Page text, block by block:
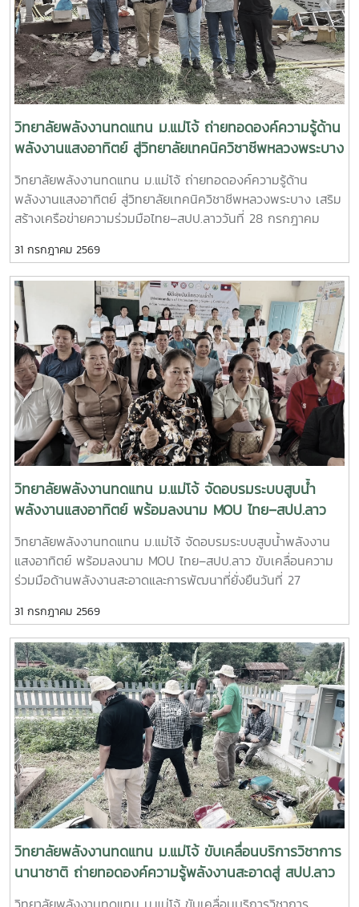
กำลังคนที่มีศักยภาพ มีทักษะด้านวิชาชีพที่ได้มาตรฐาน และพร้อม
รองรับการเปลี่ยนแปลงของภาคอุตสาหกรรมด้านพลังงานและ
เทคโนโลยีในอนาคตวิทยาลัยพลังงานทดแทน มหาวิทยาลัยแม่โจ้
ยังคงเดินหน้าสร้างเครือข่ายความร่วมมือกับทุกภาคส่วน เพื่อยก
ระดับการศึกษา การพัฒนาทักษะวิชาชีพ และการผลิตบัณฑิต
คุณภาพ ตอบโจทย์การพัฒนาประเทศอย่างยั่งยืน
มหาวิทยาลัยแม่โจ้และเครือข่ายสถาบันการศึกษาในแขวงหลวงพระ
บาง สาธารณรัฐประชาธิปไตยประชาชนลาว การสัมมนาครั้งนี้จัด
ขึ้นเพื่อเป็นเวทีในการแลกเปลี่ยนองค์ความรู้ ติดตามผลการ
ดำเนินงานภายใต้บันทึกข้อตกลงความร่วมมือ (MOU) และร่วม
กำหนดแนวทางการพัฒนาความร่วมมือด้านการศึกษา การวิจัย
และการบริการวิชาการระหว่างประเทศไทยและ สปป.ลาว ให้เกิด
ความเข้มแข็งและต่อเนื่อง กิจกรรมสำคัญภายในงาน ประกอบ
ด้วย- แลกเปลี่ยนองค์ความรู้ด้านพลังงานทดแทน สิ่งแวดล้อม
และการรับมือกับการเปลี่ยนแปลงสภาพภูมิอากาศ- รายงานผล
การดำเนินงานและความก้าวหน้าของโครงการความร่วมมือที่ผ่าน
มา- ร่วมวางแผนการดำเนินงานด้านการศึกษา งานวิจัย และการ
บริการวิชาการในระยะต่อไป เสริมสร้างเครือข่ายความร่วมมือ
ทั้งสองประเทศ เพื่อยกระดับการพัฒนาทรัพยากรมนุษย์และ
นวัตกรรมด้านพลังงานสะอาด- การประชุมสัมมนาครั้งนี้สะท้อน
ถึงความมุ่งมั่นของทุกภาคส่วนในการร่วมกันขับเคลื่อนการใช้
พลังงานทดแทน การพัฒนางานวิจัย และการถ่ายทอดองค์ความรู้
สู่สังคม พร้อมส่งเสริมความร่วมมือทางวิชาการระหว่าง
ประเทศไทยและ สปป.ลาว ให้สามารถต่อยอดสู่การพัฒนาชุมชน
สังคม และสิ่งแวดล้อมอย่างยั่งยืนในระดับนานาชาติ วิทยาลัย
พลังงานทดแทน มหาวิทยาลัยแม่โจ้ ยังคงเดินหน้าสร้างเครือข่าย
ความร่วมมือกับพันธมิตรทั้งในและต่างประเทศ เพื่อร่วมพัฒนา
องค์ความรู้ เทคโนโลยี และนวัตกรรมด้านพลังงานสะอาด อันเป็น
รากฐานสำคัญของการพัฒนาที่ยั่งยืนในภูมิภาคอาเซียน
วิทยาลัยพลังงานทดแทน ม.แม่โจ้ ถ่ายทอดองค์ความรู้ด้าน
พลังงานแสงอาทิตย์ สู่วิทยาลัยเทคนิควิชาชีพหลวงพระบาง
เสริมสร้างเครือข่ายความร่วมมือไทย–สปป.ลาว
วิทยาลัยพลังงานทดแทน ม.แม่โจ้ ถ่ายทอดองค์ความรู้ด้าน
พลังงานแสงอาทิตย์ สู่วิทยาลัยเทคนิควิชาชีพหลวงพระบาง เสริม
สร้างเครือข่ายความร่วมมือไทย–สปป.ลาววันที่ 28 กรกฎาคม
ศาสตราจารย์ ดร.นิกราน หอมดวง คณบดีวิทยาลัยพลังงาน
ทดแทน พร้อมด้วย ผู้ช่วยศาสตราจารย์ ดร.กิตติกร สาสุจิตต์
รองคณบดีฝ่ายบริหาร, ผู้ช่วยศาสตราจารย์ ดร.ยิ่งรักษ์ อรรถเวช
กุล รองคณบดีฝ่ายวิจัยและบริการวิชาการ คณาจารย์ และ
บุคลากร ลงพื้นที่จัดกิจกรรมบริการวิชาการนานาชาติ ณ
วิทยาลัยเทคนิควิชาชีพหลวงพระบาง แขวงหลวงพระบาง
สาธารณรัฐประชาธิปไตยประชาชนลาว กิจกรรมจัดขึ้นภายใต้
โครงการ “การใช้พลังงานทดแทนเพื่อการปรับตัวต่อการ
เปลี่ยนแปลงสภาพภูมิอากาศ” โดยมุ่งถ่ายทอดองค์ความรู้ด้าน
พลังงานแสงอาทิตย์ ทั้งภาคทฤษฎีและภาคปฏิบัติ เพื่อพัฒนา
ศักยภาพของผู้บริหาร คณาจารย์ บุคลากร และนักศึกษา ให้
สามารถประยุกต์ใช้เทคโนโลยีพลังงานทดแทนได้อย่างมี
ประสิทธิภาพและเกิดประโยชน์สูงสุด กิจกรรมสำคัญ ประกอบ
ด้วย- บรรยายหลักการทำงานของระบบผลิตไฟฟ้าพลังงานแสง
ระบบสูบน้ำพลังงานแสงอาทิตย์ตามหลักวิชาการ- ถ่ายทอด
เทคนิคการตรวจสอบ การใช้งาน และการบำรุงรักษาระบบ เพื่อ
เพิ่มประสิทธิภาพและยืดอายุการใช้งานของอุปกรณ์- แลกเปลี่ยน
องค์ความรู้และประสบการณ์ระหว่างคณาจารย์ นักศึกษา และผู้เข้า
ร่วมกิจกรรม เพื่อสร้างเครือข่ายความร่วมมือด้านพลังงาน
ทดแทนระหว่างประเทศไทยและ สปป.ลาว- การดำเนินกิจกรรม
ครั้งนี้มีเป้าหมายเพื่อเสริมสร้างศักยภาพบุคลากรด้านอาชีวศึกษา
ส่งเสริมการเรียนรู้จากการลงมือปฏิบัติจริง และสนับสนุนการ
ประยุกต์ใช้เทคโนโลยีพลังงานสะอาดในสถานศึกษาและชุมชน ซึ่งจะ
ช่วยลดต้นทุนด้านพลังงาน เพิ่มโอกาสในการเข้าถึงพลังงาน
สะอาด และรองรับการพัฒนาเศรษฐกิจและสังคมอย่างยั่งยืน
วิทยาลัยพลังงานทดแทน มหาวิทยาลัยแม่โจ้ ยังคงมุ่งมั่นขับ
เคลื่อนพันธกิจด้านการบริการวิชาการสู่ระดับนานาชาติ ถ่ายทอด
องค์ความรู้ เทคโนโลยี และนวัตกรรมด้านพลังงานทดแทน เพื่อ
สร้างเครือข่ายความร่วมมือทางวิชาการ พัฒนาศักยภาพกำลังคน
และร่วมกันสร้างอนาคตที่เป็นมิตรต่อสิ่งแวดล้อมอย่างยั่งยืน
31 กรกฎาคม 2569
วิทยาลัยพลังงานทดแทน ม.แม่โจ้ จัดอบรมระบบสูบน้ำ
พลังงานแสงอาทิตย์ พร้อมลงนาม MOU ไทย–สปป.ลาว
ขับเคลื่อนความร่วมมือด้านพลังงานสะอาดและการพัฒนาที่
ยั่งยืน
วิทยาลัยพลังงานทดแทน ม.แม่โจ้ จัดอบรมระบบสูบน้ำพลังงาน
แสงอาทิตย์ พร้อมลงนาม MOU ไทย–สปป.ลาว ขับเคลื่อนความ
ร่วมมือด้านพลังงานสะอาดและการพัฒนาที่ยั่งยืนวันที่ 27
กิจกรรมบริการวิชาการนานาชาติ ภายใต้โครงการ “การใช้
พลังงานทดแทนเพื่อการปรับตัวต่อการเปลี่ยนแปลงสภาพภูมิ
อากาศ” ณ โรงเรียนประถมสมบูรณ์พุเหล็กเจริญ แขวงหลวงพระ
บาง สาธารณรัฐประชาธิปไตยประชาชนลาวการดำเนินงานครั้งนี้
นำโดย ผู้ช่วยศาสตราจารย์ ดร.นิกราน หอมดวง คณบดีวิทยาลัย
พลังงานทดแทน พร้อมด้วย ผู้ช่วยศาสตราจารย์ ดร.กิตติกร สาสุ
จิตต์ รองคณบดีฝ่ายบริหาร และ ผู้ช่วยศาสตราจารย์ ดร.ยิ่งรักษ์
อรรถเวชกุล รองคณบดีฝ่ายวิจัยและบริการวิชาการ พร้อมคณะผู้
บริหาร คณาจารย์ บุคลากร และนักศึกษาระดับบัณฑิตศึกษา โดย
มีครู บุคลากร และผู้แทนจากหน่วยงานภาครัฐและสถาบันการ
ศึกษาของไทยและ สปป.ลาว เข้าร่วมกิจกรรมอย่างพร้อมเพรียง -
ภาคเช้า จัดอบรมเชิงปฏิบัติการด้าน ระบบสูบน้ำพลังงานแสง
อาทิตย์ เพื่อถ่ายทอดองค์ความรู้ให้แก่ครู บุคลากร และผู้เข้าร่วม
อบรม ให้สามารถติดตั้ง ใช้งาน และบำรุงรักษาระบบได้อย่างถูก
ต้องและมีประสิทธิภาพ- ภาคบ่าย จัดอบรมในหัวข้อ “การลดโลก
31 กรกฎาคม 2569
วิทยาลัยพลังงานทดแทน ม.แม่โจ้ ขับเคลื่อนบริการวิชาการ
นานาชาติ ถ่ายทอดองค์ความรู้พลังงานสะอาดสู่ สปป.ลาว